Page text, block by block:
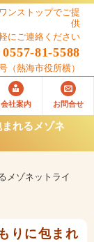
ンストップでご提
供
にご連絡ください
0557-81-5588
（熱海市役所横）
会社案内 お問合せ
れるメゾネ
メゾネットライ
りに包まれ